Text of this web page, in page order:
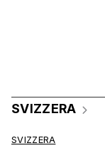
SVIZZERA
SVIZZERA